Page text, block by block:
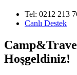
Tel: 0212 213
Canlı Destek
Hoşgeldiniz!